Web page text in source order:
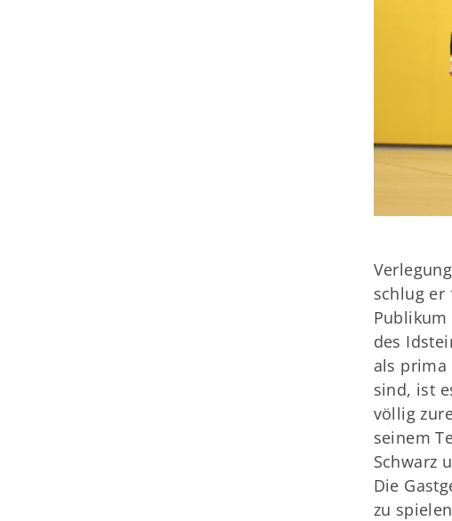
schlug er
Publikum
des
als prima
sind, ist
völlig
seinem
Schwarz
Die
zu